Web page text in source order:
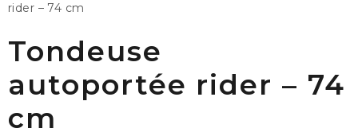
rider – 74 cm
Tondeuse
autoportée rider – 74
cm